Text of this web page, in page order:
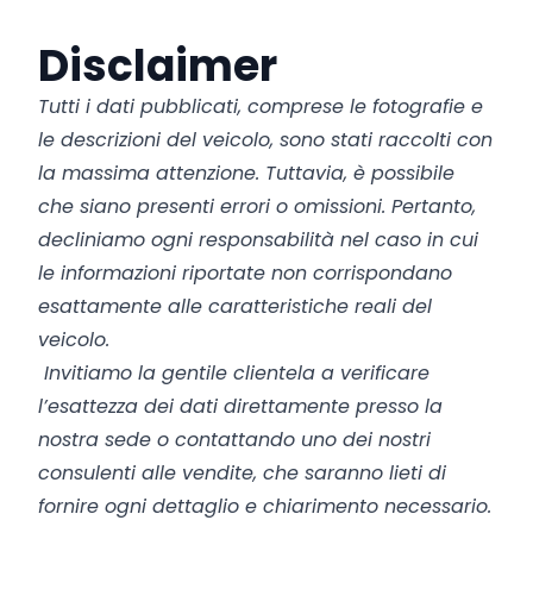
Disclaimer
Tutti i dati pubblicati, comprese le fotografie e
le descrizioni del veicolo, sono stati raccolti con
la massima attenzione. Tuttavia, è possibile
che siano presenti errori o omissioni. Pertanto,
decliniamo ogni responsabilità nel caso in cui
le informazioni riportate non corrispondano
esattamente alle caratteristiche reali del
veicolo.
Invitiamo la gentile clientela a verificare
l’esattezza dei dati direttamente presso la
nostra sede o contattando uno dei nostri
consulenti alle vendite, che saranno lieti di
fornire ogni dettaglio e chiarimento necessario.